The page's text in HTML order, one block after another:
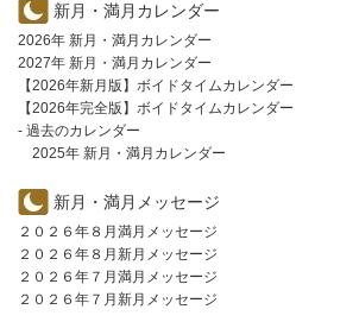
新月・満月カレンダー
2026年 新月・満月カレンダー
2027年 新月・満月カレンダー
【2026年新月版】ボイドタイムカレンダー
【2026年完全版】ボイドタイムカレンダー
- 過去のカレンダー
2025年 新月・満月カレンダー
新月・満月メッセージ
２０２６年８月満月メッセージ
２０２６年８月新月メッセージ
２０２６年７月満月メッセージ
２０２６年７月新月メッセージ